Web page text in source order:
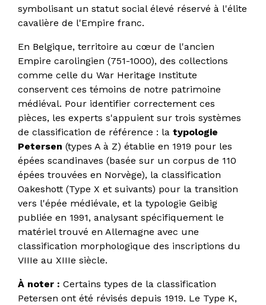
symbolisant un statut social élevé réservé à l'élite
cavalière de l'Empire franc.
En Belgique, territoire au cœur de l'ancien
Empire carolingien (751-1000), des collections
comme celle du War Heritage Institute
conservent ces témoins de notre patrimoine
médiéval. Pour identifier correctement ces
pièces, les experts s'appuient sur trois systèmes
de classification de référence : la typologie
Petersen (types A à Z) établie en 1919 pour les
épées scandinaves (basée sur un corpus de 110
épées trouvées en Norvège), la classification
Oakeshott (Type X et suivants) pour la transition
vers l'épée médiévale, et la typologie Geibig
publiée en 1991, analysant spécifiquement le
matériel trouvé en Allemagne avec une
classification morphologique des inscriptions du
VIIIe au XIIIe siècle.
À noter : Certains types de la classification
Petersen ont été révisés depuis 1919. Le Type K,